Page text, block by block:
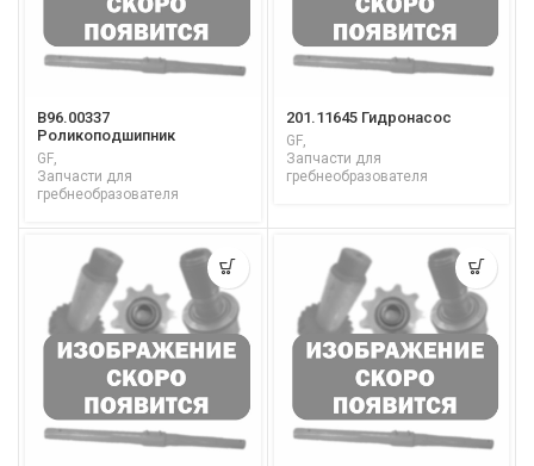
B96.00337
Роликоподшипник
сферический 22213
GF
Запчасти для
гребнеобразователя
201.11645 Гидронасос
GF,
Запчасти для
гребнеобразователя